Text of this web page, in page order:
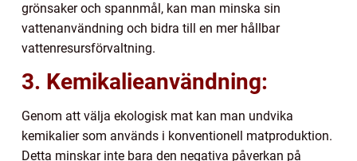
grönsaker och spannmål, kan man minska sin
vattenanvändning och bidra till en mer hållbar
vattenresursförvaltning.
3. Kemikalieanvändning:
Genom att välja ekologisk mat kan man undvika
kemikalier som används i konventionell matproduktion.
Detta minskar inte bara den negativa påverkan på